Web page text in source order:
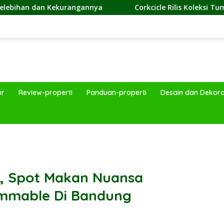
Corkcicle Rilis Koleksi Tumbler Mutakhir, Hadir Di
Review-properti Panduan-properti Desain dan
Spot Makan Nuansa
Di Bandung